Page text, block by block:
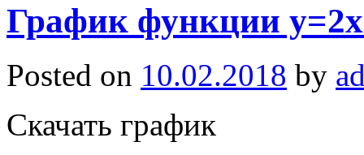
График функции
Posted on 10.02.2018 by
Скачать график